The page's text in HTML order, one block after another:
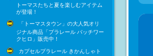
トーマスたちと夏を楽しむアイテム
が登場！
「トーマスタウン」の大人気オリ
ジナル商品「プラレール パッチワー
クヒロ」販売中！
カプセルプラレール きかんしゃト